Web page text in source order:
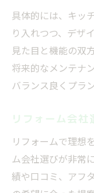
具体的には、キッ
り入れつつ、デザ
見た目と機能の双
将来的なメンテナ
バランス良くプラ
リフォーム会社
リフォームで理想
ム会社選びが非常
績や口コミ、アフ